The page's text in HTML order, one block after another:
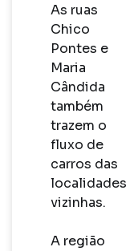
As ruas
Chico
Pontes e
Maria
Cândida
também
trazem o
fluxo de
carros das
localidades
vizinhas.
A região